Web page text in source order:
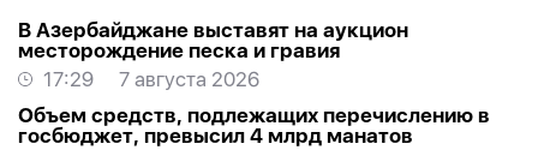
В Азербайджане выставят на аукцион
месторождение песка и гравия
17:29
7 августа 2026
Объем средств, подлежащих перечислению в
госбюджет, превысил 4 млрд манатов